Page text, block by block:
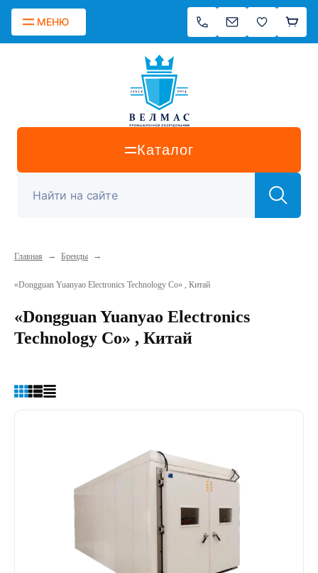
МЕНЮ
Каталог
Главная → Бренды →
«Dongguan Yuanyao Electronics Technology Co» , Китай
«Dongguan Yuanyao Electronics
Technology Co» , Китай